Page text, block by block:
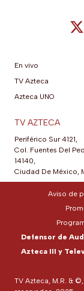
En vivo
TV Azteca
Azteca UNO
TV AZTECA
Periférico Sur 4121,
Col. Fuentes Del
14140,
Ciudad De México,
TV Azteca, M.R. &
Aviso de
Defensor de
Azteca III y